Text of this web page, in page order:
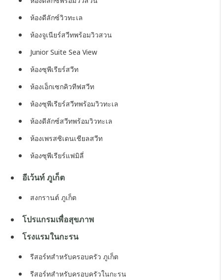
ห้องดีลักซ์วิวทะเล
ห้องจูเนียร์สวีทพร้อมวิวสวน
Junior Suite Sea View
ห้องซุพีเรียร์สวีท
ห้องเอ็กเซกคิวทีฟสวีท
ห้องซุพีเรียร์สวีทพร้อมวิวทะเล
ห้องดีลักซ์สวีทพร้อมวิวทะเล
ห้องเพรสซิเดนเชียลสวีท
ห้องซุพีเรียร์แฟมิลี่
อีเว้นท์ ภูเก็ต
สงกรานต์ ภูเก็ต
โปรแกรมเพื่อสุขภาพ
โรงแรมในกะรน
รีสอร์ทสำหรับครอบครัว ภูเก็ต
รีสอร์ทสำหรับครอบครัวในกะรน